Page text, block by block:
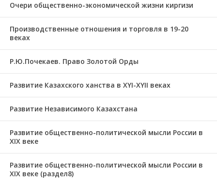
Очери общественно-экономической жизни киргизи
Производственные отношения и торговля в 19-20
веках
Р.Ю.Почекаев. Право Золотой Орды
Развитие Казахского ханства в ХҮІ-ХҮІІ веках
Развитие Независимого Казахстана
Развитие общественно-политической мысли России в
XIX веке
Развитие общественно-политической мысли России в
XIX веке (раздел8)